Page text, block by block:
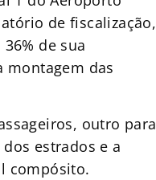
de fiscalização,
de sua
montagem das
outro para
estrados e a
compósito.